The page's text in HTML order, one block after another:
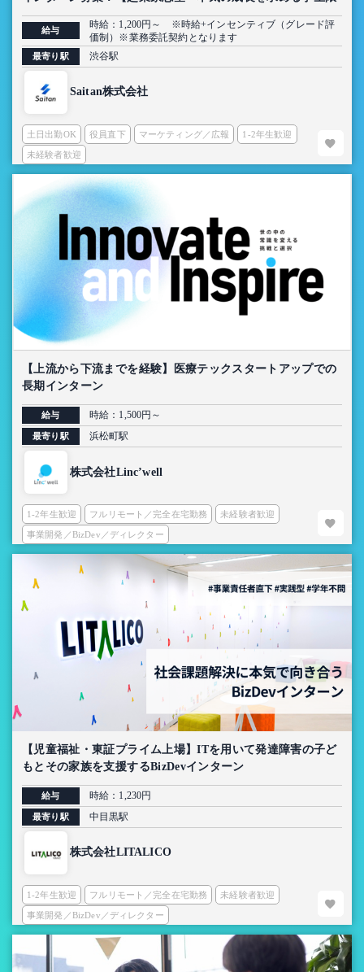
定】
給与
時給：1,200円～ ※時給+インセンティブ（グレード評
価制）※業務委託契約となります
最寄り駅 渋谷駅
Saitan株式会社
土日出勤OK 役員直下 マーケティング／広報 1-2年生歓迎
未経験者歓迎
【上流から下流までを経験】医療テックスタートアップでの
長期インターン
給与 時給：1,500円～
最寄り駅 浜松町駅
株式会社Linc’well
1-2年生歓迎 フルリモート／完全在宅勤務 未経験者歓迎
事業開発／BizDev／ディレクター
【児童福祉・東証プライム上場】ITを用いて発達障害の子ど
もとその家族を支援するBizDevインターン
給与 時給：1,230円
最寄り駅 中目黒駅
株式会社LITALICO
1-2年生歓迎 フルリモート／完全在宅勤務 未経験者歓迎
事業開発／BizDev／ディレクター